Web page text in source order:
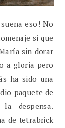
eso! No
si que
sin dorar
a gloria pero
ha sido una
paquete de
despensa.
de tetrabrick